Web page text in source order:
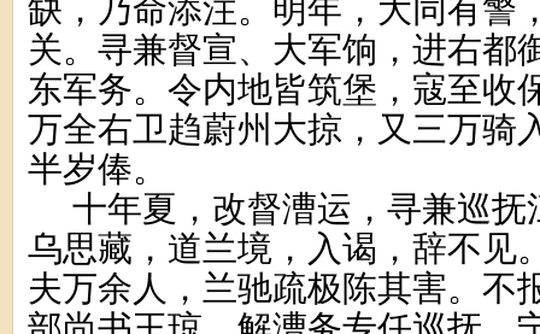
缺，乃命添注。明年，大同有警
关。寻兼督宣、大军饷，进右都
东军务。令内地皆筑堡，寇至收
万全右卫趋蔚州大掠，又三万骑
半岁俸。
十年夏，改督漕运，寻兼巡
乌思藏，道兰境，入谒，辞不见
夫万余人，兰驰疏极陈其害。不